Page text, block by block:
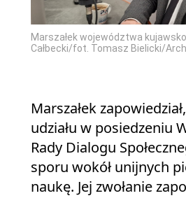
Marszałek województwa
Całbecki/fot. Tomasz Bielicki/
Marszałek
udziału w posiedzeniu
Rady Dialogu
sporu wokół unijnych
naukę. Jej zwołanie